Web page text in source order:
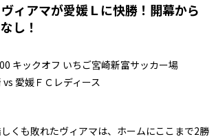
ィアマが愛媛Ｌに快勝！開幕から
し！
キックオフ いちご宮崎新富サッカー場
愛媛ＦＣレディース
くも敗れたヴィアマは、ホームにここまで2勝